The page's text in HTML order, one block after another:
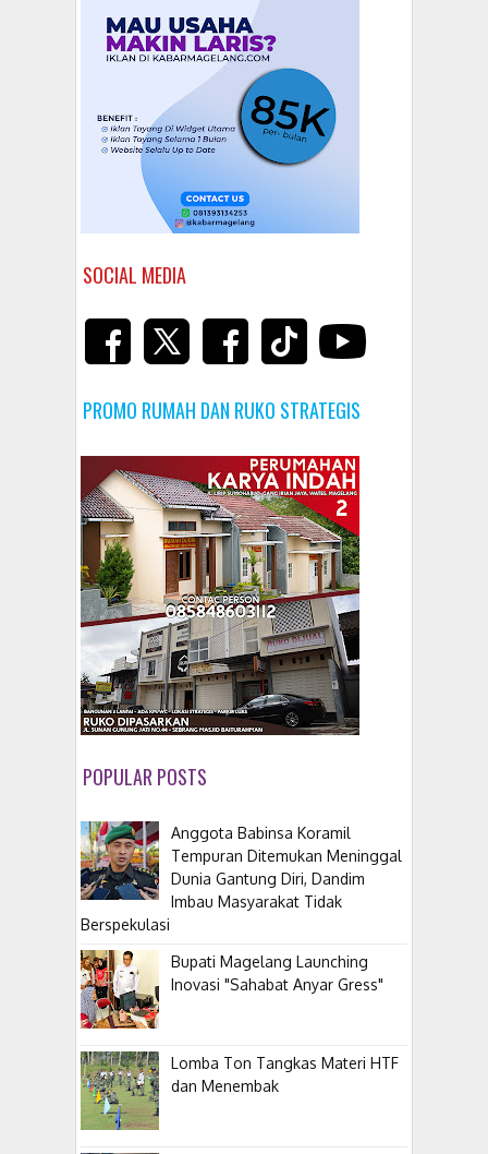
SOCIAL MEDIA
PROMO RUMAH DAN RUKO STRATEGIS
POPULAR POSTS
Anggota Babinsa Koramil
Tempuran Ditemukan Meninggal
Dunia Gantung Diri, Dandim
Imbau Masyarakat Tidak
Berspekulasi
Bupati Magelang Launching
Inovasi "Sahabat Anyar Gress"
Lomba Ton Tangkas Materi HTF
dan Menembak